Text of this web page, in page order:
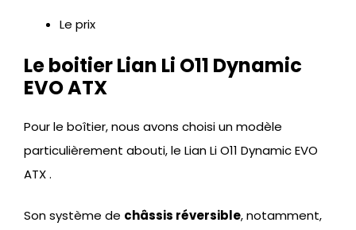
Le prix
Le boitier Lian Li O11 Dynamic
EVO ATX
Pour le boîtier, nous avons choisi un modèle
particulièrement abouti, le Lian Li O11 Dynamic EVO
ATX .
Son système de châssis réversible, notamment,